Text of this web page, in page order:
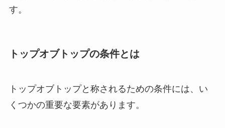
す。
トップオブトップの条件とは
トップオブトップと称されるための条件には、い
くつかの重要な要素があります。